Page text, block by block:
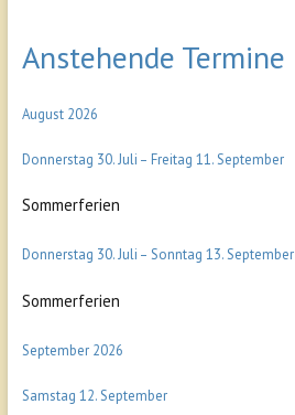
Anstehende Termine
August 2026
Donnerstag 30.Juli – Freitag 11.September
Sommerferien
Donnerstag 30.Juli – Sonntag 13.September
Sommerferien
September 2026
Samstag 12.September